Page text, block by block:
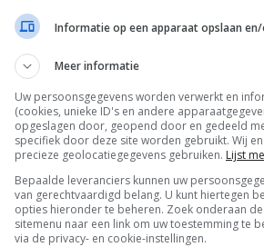
bezig met het pluggen van m’n10
, publiceerdeElske’s kant & klaar
dat dit ongeveer de enige dingen
scoren, haha) en plande wat
voor mijn site, omdat ze in een
gister gesproken en gaat ook bij
een online project bezig voor
Informatie op een apparaat opslaan
Meer informatie
Uw persoonsgegevens worden verwerkt en
(cookies, unieke ID's en andere
opgeslagen door, geopend door en gedeeld
specifiek door deze site worden gebruikt. Wij
precieze geolocatiegegevens gebruiken. Lijst
Bepaalde leveranciers kunnen uw
van gerechtvaardigd belang. U kunt hiertegen
opties hieronder te beheren. Zoek onderaan
sitemenu naar een link om uw toestemming te
via de privacy- en cookie-instellingen.